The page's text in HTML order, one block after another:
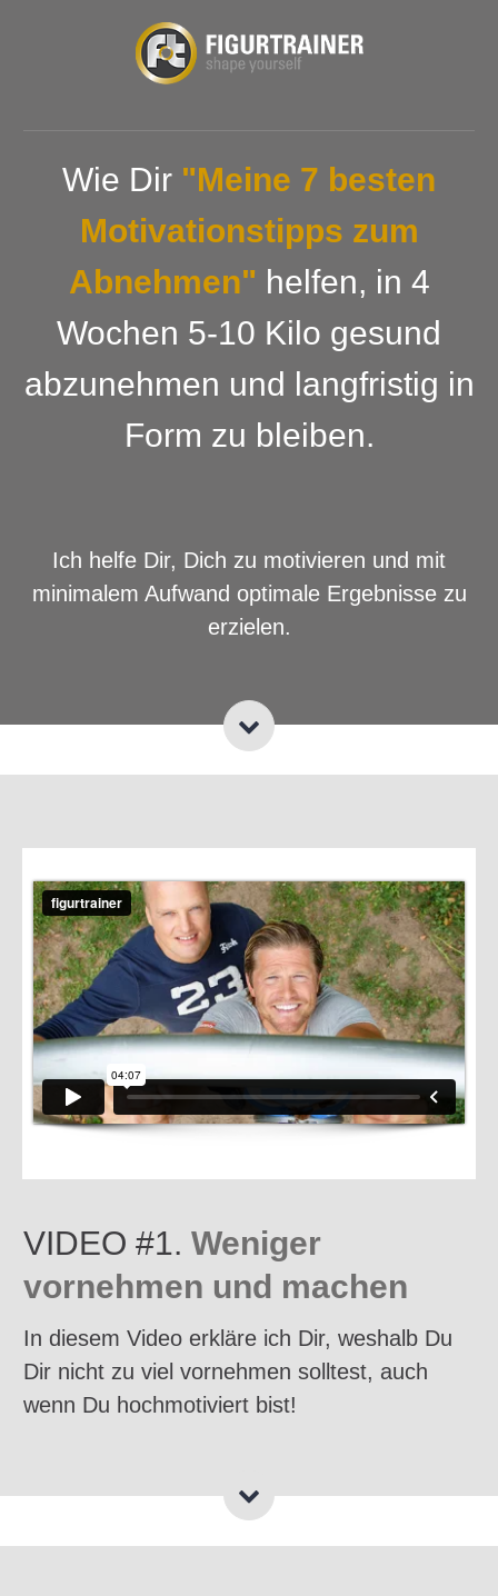
Wie Dir "Meine 7 besten
Motivationstipps zum
Abnehmen" helfen, in 4
Wochen 5-10 Kilo gesund
abzunehmen und langfristig in
Form zu bleiben.
Ich helfe Dir, Dich zu motivieren und mit
minimalem Aufwand optimale Ergebnisse zu
erzielen.
VIDEO #1. Weniger
vornehmen und machen
In diesem Video erkläre ich Dir, weshalb Du
Dir nicht zu viel vornehmen solltest, auch
wenn Du hochmotiviert bist!